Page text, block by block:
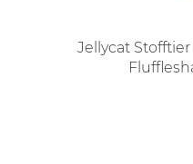
Jellycat